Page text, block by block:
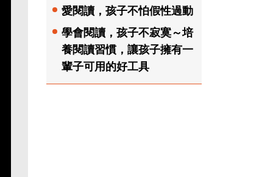
愛閱讀，孩子不怕假性過動
學會閱讀，孩子不寂寞～培
養閱讀習慣，讓孩子擁有一
輩子可用的好工具